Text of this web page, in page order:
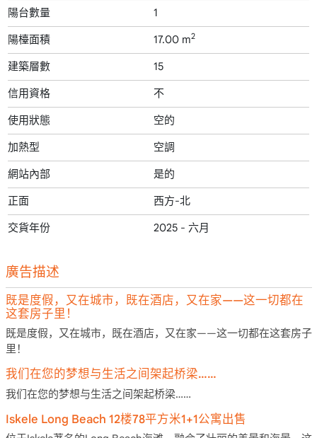
陽台數量 1
陽檯面積 17.00 m2
建築層數 15
信用資格 不
使用狀態 空的
加熱型 空調
網站內部 是的
正面 西方-北
交貨年份 2025 - 六月
廣告描述
既是度假，又在城市，既在酒店，又在家——这一切都在
这套房子里！
既是度假，又在城市，既在酒店，又在家——这一切都在这套房子
里！
我们在您的梦想与生活之间架起桥梁……
我们在您的梦想与生活之间架起桥梁……
Iskele Long Beach 12楼78平方米1+1公寓出售